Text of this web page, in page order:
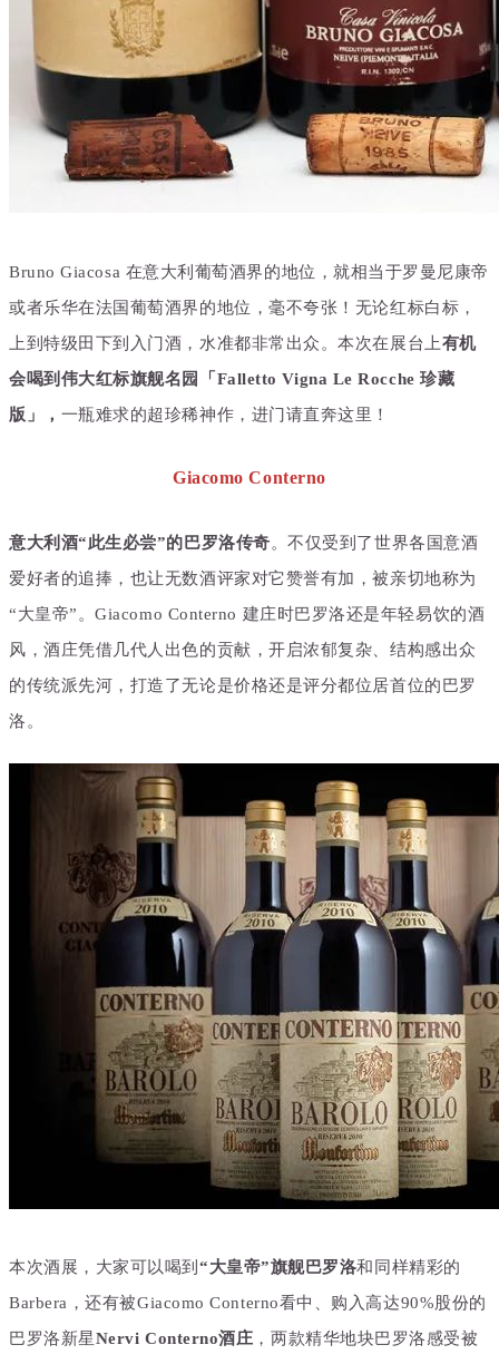
Bruno Giacosa 在意大利葡萄酒界的地位，就相当于罗曼尼康帝
或者乐华在法国葡萄酒界的地位，毫不夸张！无论红标白标，
上到特级田下到入门酒，水准都非常出众。本次在展台上有机
会喝到伟大红标旗舰名园「Falletto Vigna Le Rocche 珍藏
版」， 一瓶难求的超珍稀神作，进门请直奔这里！
Giacomo Conterno
意大利酒“此生必尝”的 巴罗洛传奇。不仅受到了世界各国意酒
爱好者的追捧，也让无数酒评家对它赞誉有加，被亲切地称为
“大皇帝” 。Giacomo Conterno 建庄时巴罗洛还是年轻易饮的酒
风 ，酒庄凭借几代人出色的贡献，开启浓郁复杂、结构感出众
的传统派先河，打造了无论是价格还是评分都位居首位的巴罗
洛。
本次酒展，大家可以喝到 “大皇帝”旗舰巴罗洛和同样精彩的
Barbera，还有被Giacomo Conterno看中、购入高达90%股份的
巴罗洛新星Nervi Conterno酒庄 ，两款精华地块巴罗洛感受被